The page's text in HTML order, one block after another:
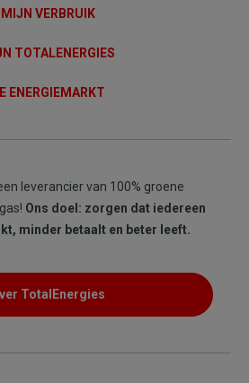
MIJN VERBRUIK
TOTALENERGIES
ENERGIEMARKT
leverancier van 100% groene
Ons doel: zorgen dat iedereen
minder betaalt en beter leeft.
TotalEnergies